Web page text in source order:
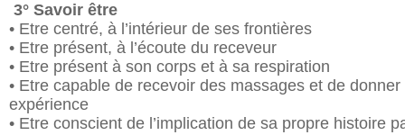
3° Savoir être
• Etre centré, à l’intérieur de ses frontières
• Etre présent, à l’écoute du receveur
• Etre présent à son corps et à sa respiration
• Etre capable de recevoir des massages et de
expérience
• Etre conscient de l’implication de sa propre histoire